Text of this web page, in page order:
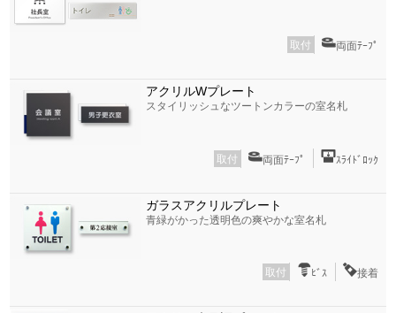
取付 両面ﾃｰﾌﾟ
アクリルWプレート
スタイリッシュなツートンカラーの室名札
取付 両面ﾃｰﾌﾟ ｽﾗｲﾄﾞﾛｯｸ
ガラスアクリルプレート
青緑がかった透明色の爽やかな室名札
取付 ﾋﾞｽ 接着